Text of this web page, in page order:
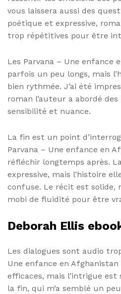
vous laissera aussi des
poétique et expressive,
trop répétitives pour être
Les Parvana – Une enfance
parfois un peu longs, mais
bien rythmée. J’ai été
roman l’auteur a abordé
sensibilité et nuance.
La fin est un point
Parvana – Une enfance en
réfléchir longtemps après.
expressive, mais l’histoire
confuse. Le récit est solide,
mobi de fluidité pour être
Deborah Ellis
Les dialogues sont audio
Une enfance en
efficaces, mais l’intrigue est
la fin, qui m’a semblé un